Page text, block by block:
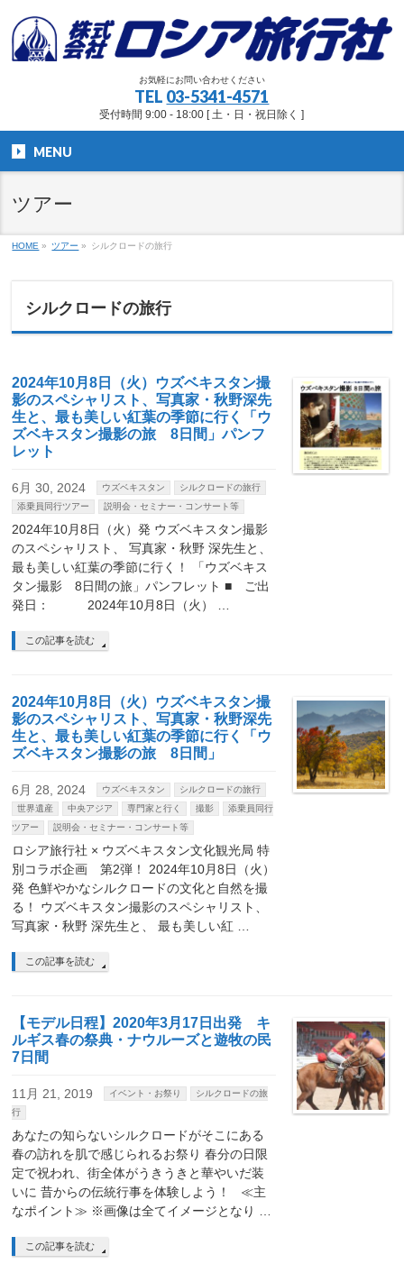
お気軽にお問い合わせください
TEL 03-5341-4571
受付時間 9:00 - 18:00 [ 土・日・祝日除く ]
MENU
ツアー
HOME » ツアー » シルクロードの旅行
シルクロードの旅行
2024年10月8日（火）ウズベキスタン撮
影のスペシャリスト、写真家・秋野深先
生と、最も美しい紅葉の季節に行く「ウ
ズベキスタン撮影の旅 8日間」パンフ
レット
6月 30, 2024 ウズベキスタン
シルクロードの旅行
添乗員同行ツアー
説明会・セミナー・コンサート等
2024年10月8日（火）発 ウズベキスタン撮影
のスペシャリスト、 写真家・秋野 深先生と、
最も美しい紅葉の季節に行く！ 「ウズベキス
タン撮影 8日間の旅」パンフレット ■ ご出
発日： 2024年10月8日（火） …
この記事を読む
2024年10月8日（火）ウズベキスタン撮
影のスペシャリスト、写真家・秋野深先
生と、最も美しい紅葉の季節に行く「ウ
ズベキスタン撮影の旅 8日間」
6月 28, 2024 ウズベキスタン
シルクロードの旅行
世界遺産
中央アジア 専門家と行く 撮影
添乗員同行
ツアー
説明会・セミナー・コンサート等
ロシア旅行社 × ウズベキスタン文化観光局 特
別コラボ企画 第2弾！ 2024年10月8日（火）
発 色鮮やかなシルクロードの文化と自然を撮
る！ ウズベキスタン撮影のスペシャリスト、
写真家・秋野 深先生と、 最も美しい紅 …
この記事を読む
【モデル日程】2020年3月17日出発 キ
ルギス春の祭典・ナウルーズと遊牧の民
7日間
11月 21, 2019 イベント・お祭り
シルクロードの旅
行
あなたの知らないシルクロードがそこにある
春の訪れを肌で感じられるお祭り 春分の日限
定で祝われ、街全体がうきうきと華やいだ装
いに 昔からの伝統行事を体験しよう！ ≪主
なポイント≫ ※画像は全てイメージとなり …
この記事を読む